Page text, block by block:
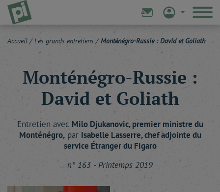
Accueil / Les grands entretiens / Monténégro-Russie : David et Goliath
Monténégro-Russie :
David et Goliath
Entretien avec Milo Djukanovic, premier ministre du
Monténégro,par Isabelle Lasserre, chef adjointe du
service Étranger du Figaro
n° 163 - Printemps 2019